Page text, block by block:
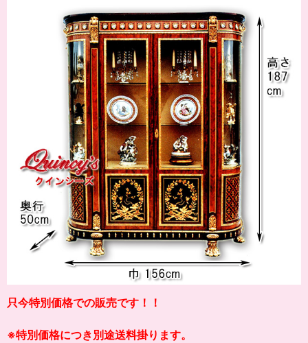
只今特別価格での販売です！！
※特別価格につき別途送料掛り ます。